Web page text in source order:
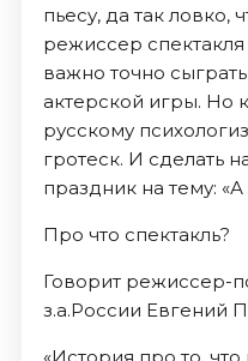
пьесу, да так ловко,
режиссер спектакля
важно точно
актерской игры. Но
русскому
гротеск. И сделать
праздник на тему:
Про что спектакль?
Говорит режиссер-
з.а.России Евгений